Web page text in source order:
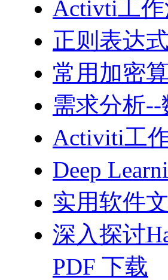
Activti工
正则表达
常用加密
需求分析
Activiti工
Deep
实用软件
深入探讨
PDF 下载